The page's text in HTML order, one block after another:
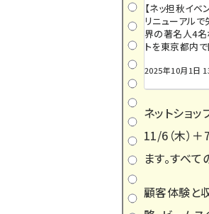
【ネッ担秋イベ
リニューアル
界の著名人4名
トを東京都内
2025年10月1日
ネットショ
11/6（木）
ます。すべ
顧客体験と